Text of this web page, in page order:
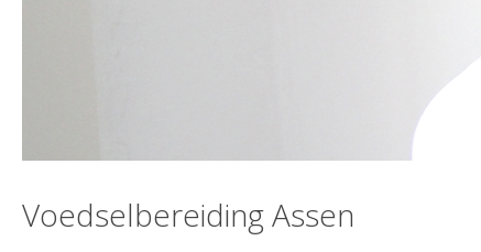
Voedselbereiding Assen